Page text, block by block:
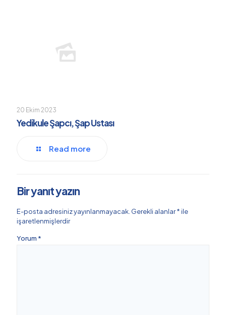
20 Ekim 2023
Yedikule Şapcı, Şap Ustası
Read more
Bir yanıt yazın
E-posta adresiniz yayınlanmayacak. Gerekli alanlar*ile
işaretlenmişlerdir
Yorum *